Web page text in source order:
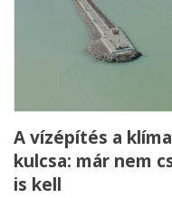
A vízépítés a
kulcsa: már nem
is kell